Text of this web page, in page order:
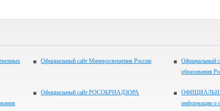
Официальный сайт Минпросвещения России
Официальный
образования
Официальный сайт РОСОБРНАДЗОРА
информации о